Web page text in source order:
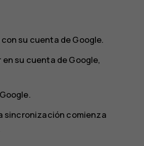
su cuenta de Google.
su cuenta de Google,
Google.
sincronización comienza